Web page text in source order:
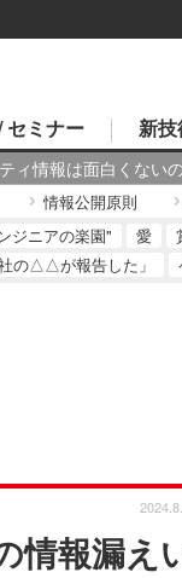
ィ情報は面白くない
セミナー 新技
情報公開原則
ジニアの楽園" 愛
の△△が報告した」
報漏え